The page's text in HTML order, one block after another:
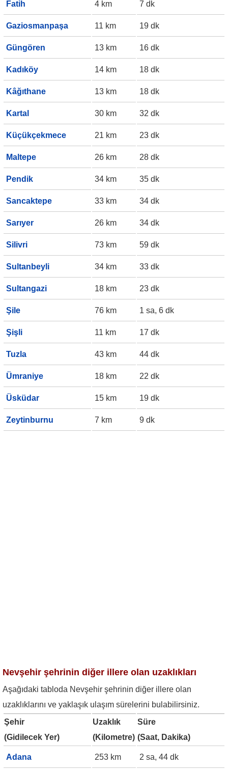
Fatih 4 km 7 dk
Gaziosmanpaşa 11 km 19 dk
Güngören 13 km 16 dk
Kadıköy 14 km 18 dk
Kâğıthane 13 km 18 dk
Kartal 30 km 32 dk
Küçükçekmece 21 km 23 dk
Maltepe 26 km 28 dk
Pendik 34 km 35 dk
Sancaktepe 33 km 34 dk
Sarıyer 26 km 34 dk
Silivri 73 km 59 dk
Sultanbeyli 34 km 33 dk
Sultangazi 18 km 23 dk
Şile 76 km 1 sa, 6 dk
Şişli 11 km 17 dk
Tuzla 43 km 44 dk
Ümraniye 18 km 22 dk
Üsküdar 15 km 19 dk
Zeytinburnu 7 km 9 dk
Nevşehir şehrinin diğer illere olan uzaklıkları
Aşağıdaki tabloda Nevşehir şehrinin diğer illere olan
uzaklıklarını ve yaklaşık ulaşım sürelerini bulabilirsiniz.
Şehir
(Gidilecek Yer)
Uzaklık
(Kilometre)
Süre
(Saat, Dakika)
Adana 253 km 2 sa, 44 dk